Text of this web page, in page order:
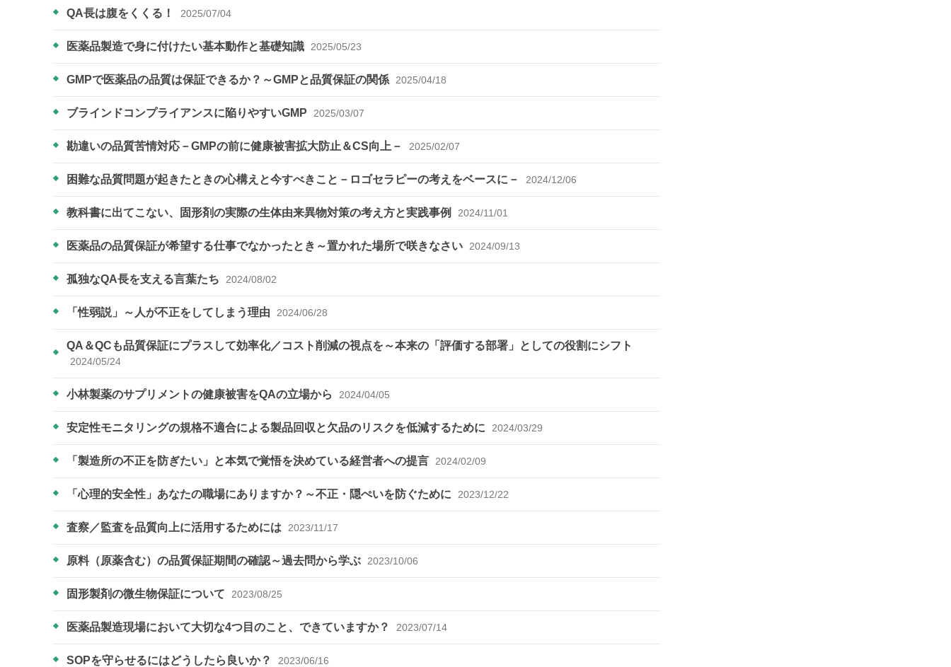
QA長は腹をくくる！ 2025/07/04
医薬品製造で身に付けたい基本動作と基礎知識 2025/05/23
GMPで医薬品の品質は保証できるか？～GMPと品質保証の関係 2025/04/18
ブラインドコンプライアンスに陥りやすいGMP 2025/03/07
勘違いの品質苦情対応－GMPの前に健康被害拡大防止＆CS向上－ 2025/02/07
困難な品質問題が起きたときの心構えと今すべきこと－ロゴセラピーの考えをベースに－ 2024/12/06
教科書に出てこない、固形剤の実際の生体由来異物対策の考え方と実践事例 2024/11/01
医薬品の品質保証が希望する仕事でなかったとき～置かれた場所で咲きなさい 2024/09/13
孤独なQA長を支える言葉たち 2024/08/02
「性弱説」～人が不正をしてしまう理由 2024/06/28
QA＆QCも品質保証にプラスして効率化／コスト削減の視点を～本来の「評価する部署」としての役割にシフト
2024/05/24
小林製薬のサプリメントの健康被害をQAの立場から 2024/04/05
安定性モニタリングの規格不適合による製品回収と欠品のリスクを低減するために 2024/03/29
「製造所の不正を防ぎたい」と本気で覚悟を決めている経営者への提言 2024/02/09
「心理的安全性」あなたの職場にありますか？～不正・隠ぺいを防ぐために 2023/12/22
査察／監査を品質向上に活用するためには 2023/11/17
原料（原薬含む）の品質保証期間の確認～過去問から学ぶ 2023/10/06
固形製剤の微生物保証について 2023/08/25
医薬品製造現場において大切な4つ目のこと、できていますか？ 2023/07/14
SOPを守らせるにはどうしたら良いか？ 2023/06/16